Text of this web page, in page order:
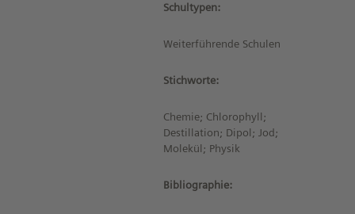
Schultypen:
Weiterführende Schulen
Stichworte:
Chemie; Chlorophyll;
Destillation; Dipol; Jod;
Molekül; Physik
Bibliographie: